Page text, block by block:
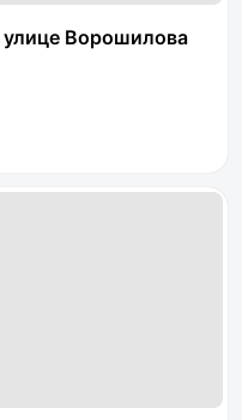
Ворошилова